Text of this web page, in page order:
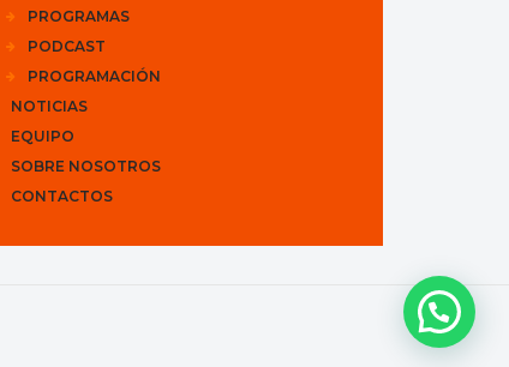
PROGRAMAS
PODCAST
PROGRAMACIÓN
NOTICIAS
EQUIPO
SOBRE NOSOTROS
CONTACTOS